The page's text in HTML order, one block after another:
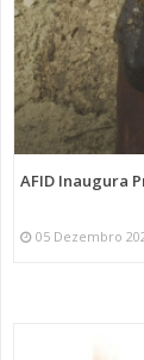
AFID Inaugura
05 Dezembro